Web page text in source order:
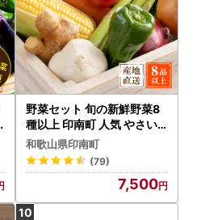
野菜セット 旬の新鮮野菜8
種以上 印南町 人気 やさい
和歌山県印南町
(79)
7,500